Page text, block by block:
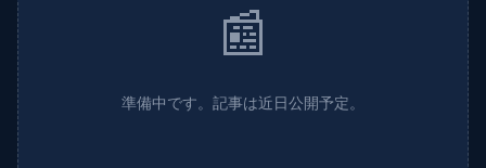
📰
準備中です。記事は近日公開予定。